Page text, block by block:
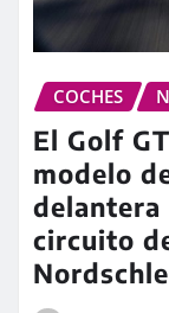
COCHES
El Golf
modelo
delantera
circuito